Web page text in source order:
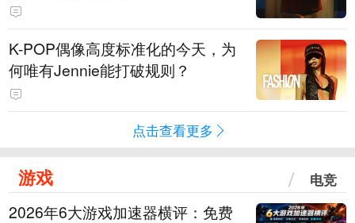
K-POP偶像高度标准化的今天，为
何唯有Jennie能打破规则？
点击查看更多
游戏 电竞
2026年6大游戏加速器横评：免费